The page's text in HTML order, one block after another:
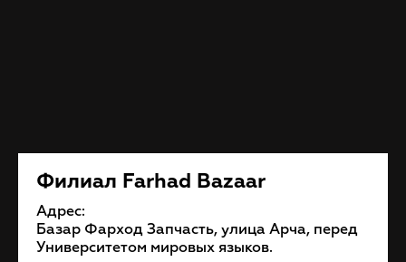
Филиал Farhad Bazaar
Адрес:
Базар Фарход Запчасть, улица Арча, перед
Университетом мировых языков.